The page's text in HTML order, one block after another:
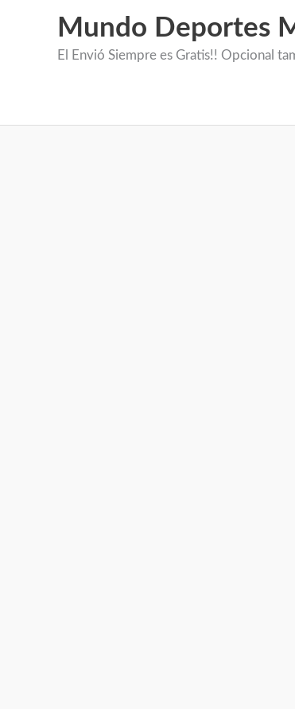
Mundo Deportes
El Envió Siempre es Gratis!! Opcional